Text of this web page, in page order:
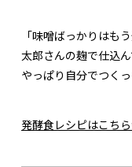
「味噌ばっかりはも
太郎さんの麹で仕込ん
やっぱり自分でつく
発酵食レシピはこち